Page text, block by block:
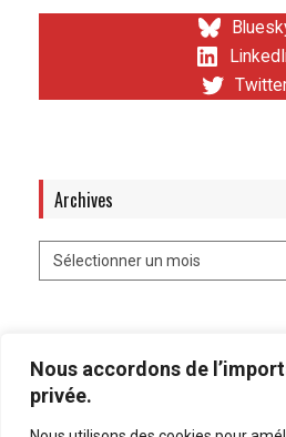
Nous accordons de
privée.
Archives